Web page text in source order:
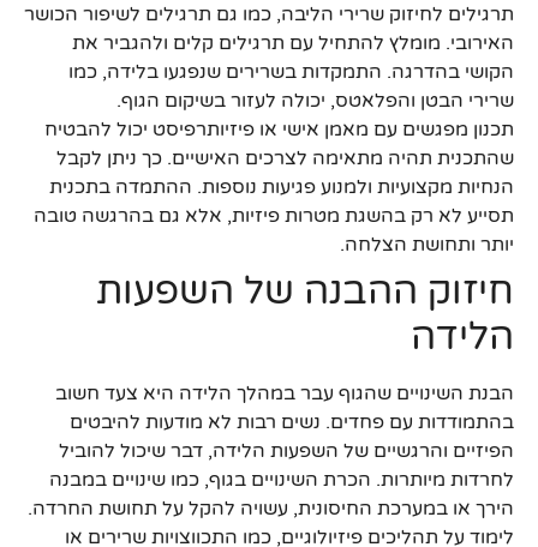
תרגילים לחיזוק שרירי הליבה, כמו גם תרגילים לשיפור הכושר
האירובי. מומלץ להתחיל עם תרגילים קלים ולהגביר את
הקושי בהדרגה. התמקדות בשרירים שנפגעו בלידה, כמו
שרירי הבטן והפלאטס, יכולה לעזור בשיקום הגוף.
תכנון מפגשים עם מאמן אישי או פיזיותרפיסט יכול להבטיח
שהתכנית תהיה מתאימה לצרכים האישיים. כך ניתן לקבל
הנחיות מקצועיות ולמנוע פגיעות נוספות. ההתמדה בתכנית
תסייע לא רק בהשגת מטרות פיזיות, אלא גם בהרגשה טובה
יותר ותחושת הצלחה.
חיזוק ההבנה של השפעות
הלידה
הבנת השינויים שהגוף עבר במהלך הלידה היא צעד חשוב
בהתמודדות עם פחדים. נשים רבות לא מודעות להיבטים
הפיזיים והרגשיים של השפעות הלידה, דבר שיכול להוביל
לחרדות מיותרות. הכרת השינויים בגוף, כמו שינויים במבנה
הירך או במערכת החיסונית, עשויה להקל על תחושת החרדה.
לימוד על תהליכים פיזיולוגיים, כמו התכווצויות שרירים או